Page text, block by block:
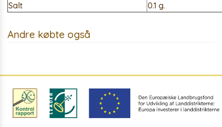
Salt
0.1 g.
Andre købte også